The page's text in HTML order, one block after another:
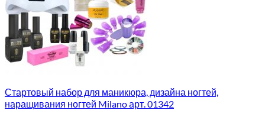
Стартовый набор для маникюра, дизайна ногтей,
наращивания ногтей Milano арт. 01342